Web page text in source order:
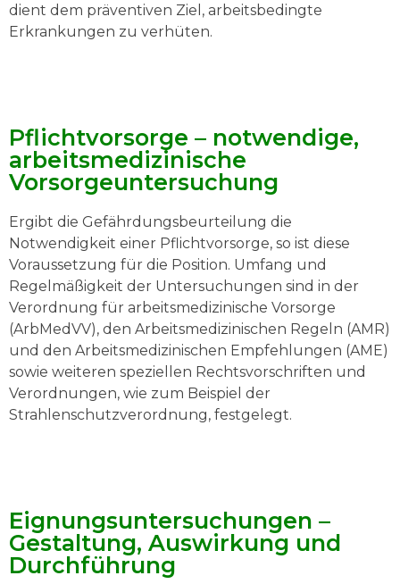
dient dem präventiven Ziel, arbeitsbedingte
Erkrankungen zu verhüten.
Pflichtvorsorge – notwendige,
arbeitsmedizinische
Vorsorgeuntersuchung
Ergibt die Gefährdungsbeurteilung die
Notwendigkeit einer Pflichtvorsorge, so ist diese
Voraussetzung für die Position. Umfang und
Regelmäßigkeit der Untersuchungen sind in der
Verordnung für arbeitsmedizinische Vorsorge
(ArbMedVV), den Arbeitsmedizinischen Regeln (AMR)
und den Arbeitsmedizinischen Empfehlungen (AME)
sowie weiteren speziellen Rechtsvorschriften und
Verordnungen, wie zum Beispiel der
Strahlenschutzverordnung, festgelegt.
Eignungsuntersuchungen –
Gestaltung, Auswirkung und
Durchführung